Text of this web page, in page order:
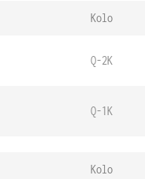
Kolo
Q-2K
Q-1K
Kolo